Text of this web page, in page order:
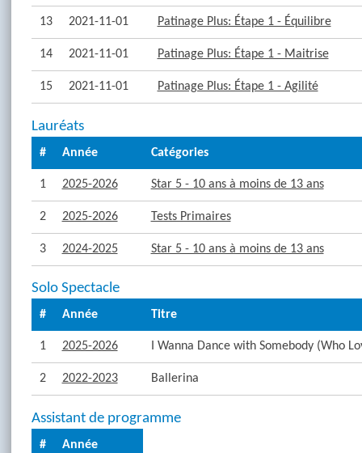
13 2021-11-01 Patinage Plus: Étape 1 - Équilibre
14 2021-11-01 Patinage Plus: Étape 1 - Maitrise
15 2021-11-01 Patinage Plus: Étape 1 - Agilité
Lauréats
# Année Catégories
1 2025-2026 Star 5 - 10 ans à moins de 13 ans
2 2025-2026 Tests Primaires
3 2024-2025 Star 5 - 10 ans à moins de 13 ans
Solo Spectacle
# Année Titre
1 2025-2026 I Wanna Dance with Somebody (Who
2 2022-2023 Ballerina
Assistant de programme
# Année